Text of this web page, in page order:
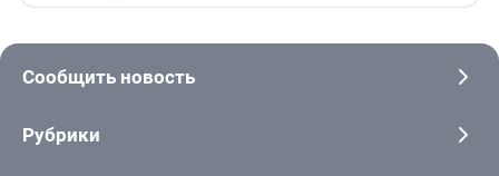
Сообщить новость
Рубрики